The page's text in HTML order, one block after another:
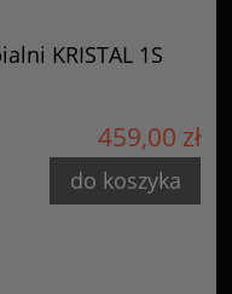
KRISTAL 1S
459,00 zł
do koszyka